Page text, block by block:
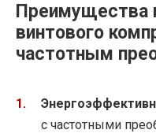
Преимущества
винтового
частотным
с частотными